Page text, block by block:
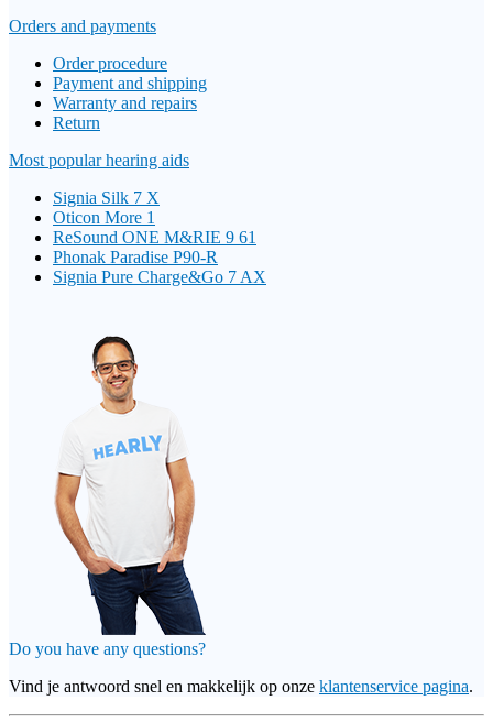
Orders and payments
Order procedure
Payment and shipping
Warranty and repairs
Return
Most popular hearing aids
Signia Silk 7 X
Oticon More 1
ReSound ONE M&RIE 9 61
Phonak Paradise P90-R
Signia Pure Charge&Go 7 AX
Do you have any questions?
Vind je antwoord snel en makkelijk op onze klantenservice pagina.